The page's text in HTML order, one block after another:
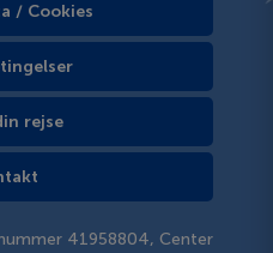
/ Cookies
rejse
41958804, Center